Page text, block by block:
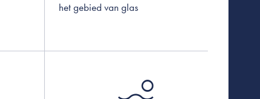
het gebied van glas